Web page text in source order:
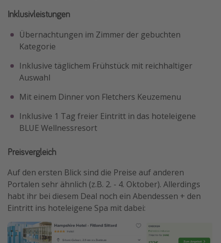
Inklusivleistungen
Übernachtungen im Zimmer der gebuchten
Kategorie
Inklusive täglichem Frühstück mit reichhaltiger
Auswahl
Mit einem Dinner von Fletchers Keuzemenu
Inklusive 1 Tag freier Eintritt in das hoteleigene
BLUE Wellnessresort
Preisvergleich
Auf den ersten Blick sind die Preise auf anderen
Portalen sehr ähnlich (z.B. 2. - 4. Oktober). Allerdings
habt ihr bei diesem Deal noch ein Abendessen + den
Eintritt ins hoteleigene Spa mit dabei: